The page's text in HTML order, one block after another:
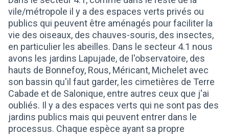
vile/métropole il y a des espaces verts privés ou
publics qui peuvent être aménagés pour faciliter la
vie des oiseaux, des chauves-souris, des insectes,
en particulier les abeilles. Dans le secteur 4.1 nous
avons les jardins Lapujade, de l'observatoire, des
hauts de Bonnefoy, Rous, Méricant, Michelet avec
son bassin qu'il faut garder, les cimetières de Terre
Cabade et de Salonique, entre autres ceux que j'ai
oubliés. Il y a des espaces verts qui ne sont pas des
jardins publics mais qui peuvent entrer dans le
processus. Chaque espèce ayant sa propre